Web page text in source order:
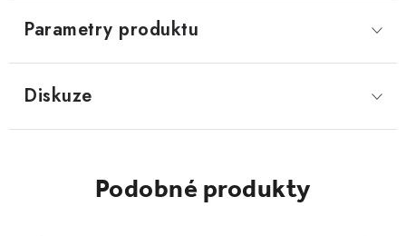
Parametry produktu
Diskuze
Podobné produkty